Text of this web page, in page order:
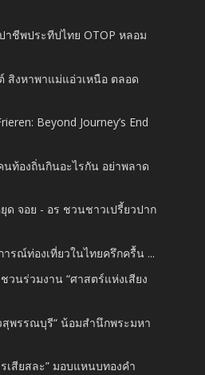
าชีพประทีปไทย OTOP หลอม
สิงหาพาแม่แอ่วเหนือ ตลอด
Beyond Journey’s End
นท้องถิ่นกินอะไรกัน อย่าพลาด
ด จอย - อร ชวนชาวเปรี้ยวปาก
รณ์ท่องเที่ยวในไทยครึกครื้น ...
วนร่วมงาน “ศาสตร์แห่งเสียง
สุพรรณบุรี“ น้อมสำนึกพระมหา
เสียสละ” มอบแหนบทองคำ